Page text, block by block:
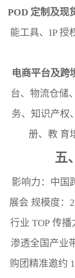
POD 定制及现
能工具、IP 授
电商平台及跨
台、物流仓储
务、知识产权
册、教 育
五
影响力：中国
展会 规模度：
行业 TOP 传播
渗透全国产业
购团精准邀约